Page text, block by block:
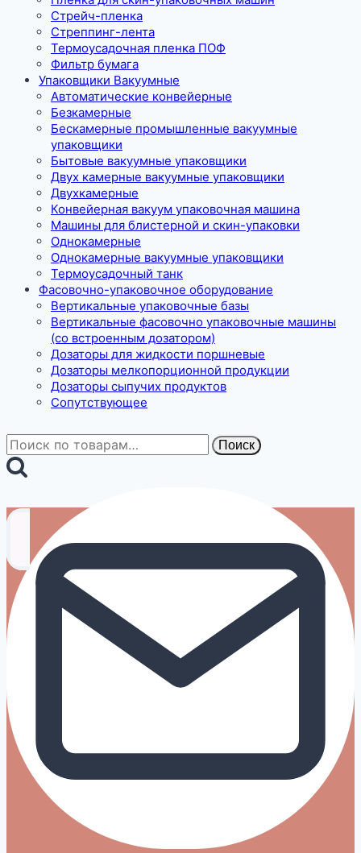
Стрейч-пленка
Стреппинг-лента
Термоусадочная пленка ПОФ
Фильтр бумага
Упаковщики Вакуумные
Автоматические конвейерные
Безкамерные
Бескамерные промышленные вакуумные
упаковщики
Бытовые вакуумные упаковщики
Двух камерные вакуумные упаковщики
Двухкамерные
Конвейерная вакуум упаковочная машина
Машины для блистерной и скин-упаковки
Однокамерные
Однокамерные вакуумные упаковщики
Термоусадочный танк
Фасовочно-упаковочное оборудование
Вертикальные упаковочные базы
Вертикальные фасовочно упаковочные машины
(со встроенным дозатором)
Дозаторы для жидкости поршневые
Дозаторы мелкопорционной продукции
Дозаторы сыпучих продуктов
Сопутствующее
Искать: Поиск